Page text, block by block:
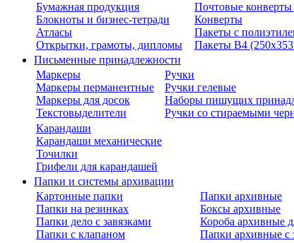
Бумажная продукция
Блокноты и бизнес-тетради
Атласы
Открытки, грамоты, дипломы
Почтовые
Конверты
Пакеты с
Пакеты В4
Письменные принадлежности
Маркеры
Маркеры перманентные
Маркеры для досок
Текстовыделители
Ручки
Ручки гелевые
Наборы пишущих
Ручки со стираемыми
Карандаши
Карандаши механические
Точилки
Грифели для карандашей
Папки и системы архивации
Картонные папки
Папки на резинках
Папки дело с завязками
Папки с клапаном
Папки архивные
Боксы архивные
Короба архивные
Папки архивные с